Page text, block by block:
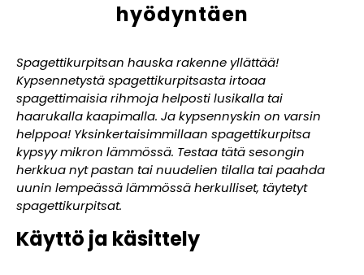
hyödyntäen
Spagettikurpitsan hauska rakenne yllättää!
Kypsennetystä spagettikurpitsasta irtoaa
spagettimaisia rihmoja helposti lusikalla tai
haarukalla kaapimalla. Ja kypsennyskin on varsin
helppoa! Yksinkertaisimmillaan spagettikurpitsa
kypsyy mikron lämmössä. Testaa tätä sesongin
herkkua nyt pastan tai nuudelien tilalla tai paahda
uunin lempeässä lämmössä herkulliset, täytetyt
spagettikurpitsat.
Käyttö ja käsittely